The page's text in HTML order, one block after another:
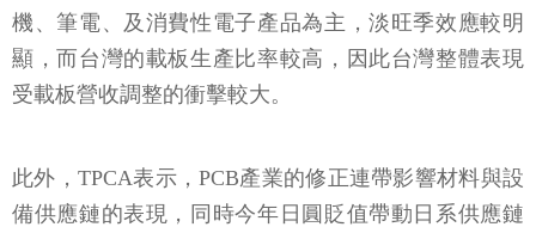
機、筆電、及消費性電子產品為主，淡旺季效應較明
顯，而台灣的載板生產比率較高，因此台灣整體表現
受載板營收調整的衝擊較大。
此外，TPCA表示，PCB產業的修正連帶影響材料與設
備供應鏈的表現，同時今年日圓貶值帶動日系供應鏈